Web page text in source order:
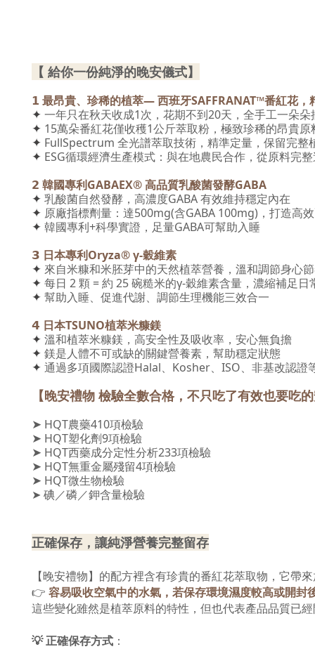
【 給你一份純淨的晚安儀式】
𝟭 最昂貴、珍稀的植萃— 西班牙SAFFRANAT™番紅花，
✦ 一年只在秋天收成1次，花期不到20天，全手工一朵
✦ 15萬朵番紅花僅收穫1公斤萃取粉，極致珍稀的昂貴原
✦ FullSpectrum 全光譜萃取技術，精準定量，保留完整
✦ ESG循環經濟生產模式：與在地農民合作，從原料完
𝟮 韓國專利GABAEX® 高品質乳酸菌發酵GABA
✦ 乳酸菌自然發酵，高濃度GABA 有效維持穩定內在
✦ 原廠指標劑量：達500mg(含GABA 100mg)，打造高
✦ 韓國專利+科學實證，足量GABA可幫助入睡
𝟯 日本專利Oryza® γ-穀維素
✦ 來自米糠和米胚芽中的天然植萃營養，溫和調節身心
✦ 每日 2 顆 = 約 25 碗糙米的γ-穀維素含量，濃縮補足
✦ 幫助入睡、促進代謝、調節生理機能三效合一
𝟰 日本TSUNO植萃米糠鎂
✦ 溫和植萃米糠鎂，高安全性及吸收率，安心無負擔
✦ 鎂是人體不可或缺的關鍵營養素，幫助穩定狀態
✦ 通過多項國際認證Halal、Kosher、ISO、非基改認證
【晚安禮物 檢驗全數合格，不只吃了有效也要吃
➤ HQT農藥410項檢驗
➤ HQT塑化劑9項檢驗
➤ HQT西藥成分定性分析233項檢驗
➤ HQT無重金屬殘留4項檢驗
➤ HQT微生物檢驗
➤ 碘／磷／鉀含量檢驗
正確保存，讓純淨營養完整留存
【晚安禮物】的配方裡含有珍貴的番紅花萃取物，它帶
👉 容易吸收空氣中的水氣，若保存環境濕度較高或開
這些變化雖然是植萃原料的特性，但也代表產品品質已
💡正確保存方式 ：